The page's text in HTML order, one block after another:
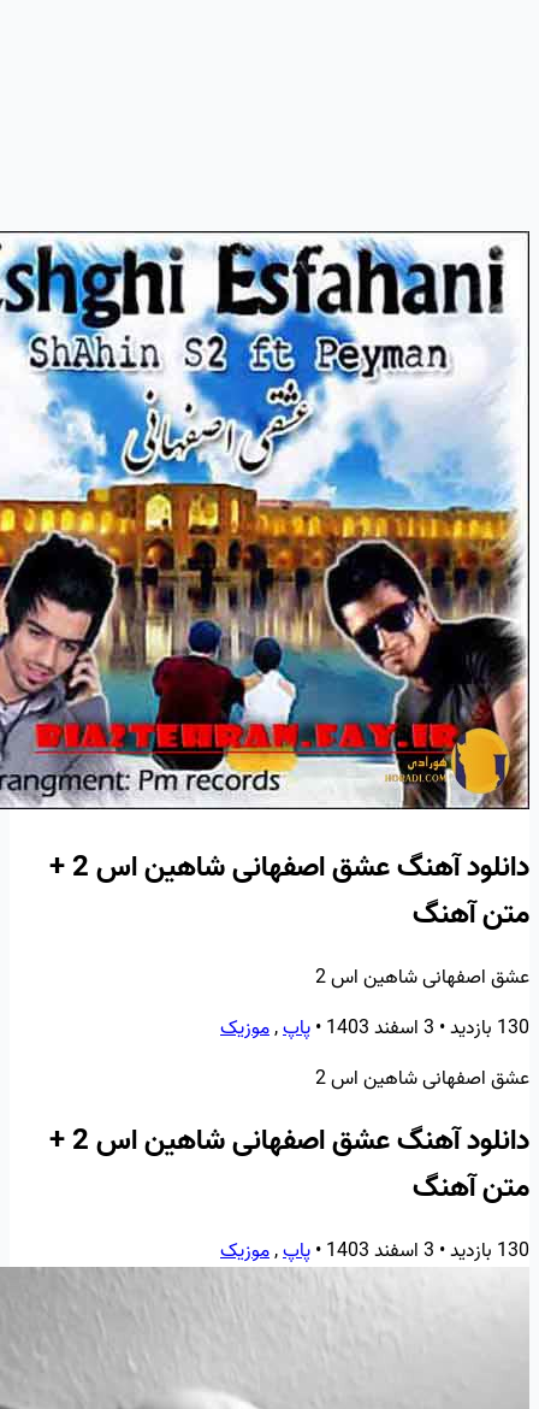
دانلود آهنگ عشق اصفهانی شاهین اس 2 +
متن آهنگ
عشق اصفهانی شاهین اس 2
130 بازدید
• 3 اسفند 1403 •پاپ,موزیک
عشق اصفهانی شاهین اس 2
دانلود آهنگ عشق اصفهانی شاهین اس 2 +
متن آهنگ
130 بازدید • 3 اسفند 1403 •پاپ,موزیک